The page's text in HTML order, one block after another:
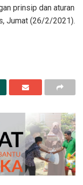
prinsip dan aturan
Jumat (26/2/2021).